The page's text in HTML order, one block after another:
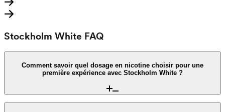
Stockholm White FAQ
Comment savoir quel dosage en nicotine choisir pour une
première expérience avec Stockholm White ?